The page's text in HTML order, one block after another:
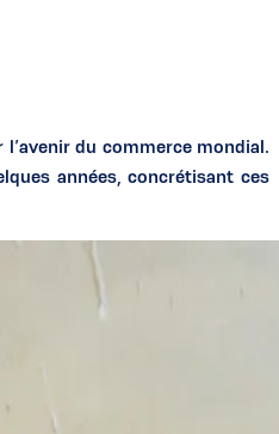
du commerce mondial.
années, concrétisant ces